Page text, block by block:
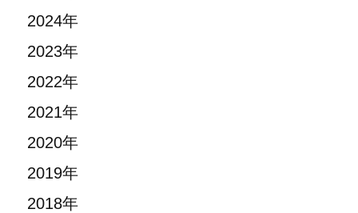
2024年
2023年
2022年
2021年
2020年
2019年
2018年